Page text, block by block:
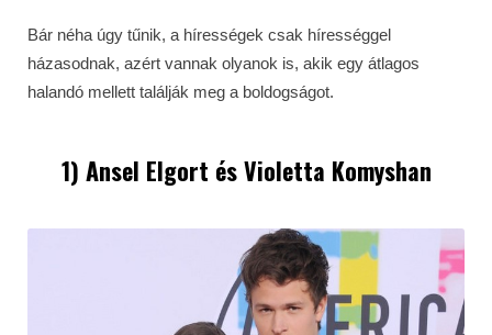
Bár néha úgy tűnik, a hírességek csak hírességgel
házasodnak, azért vannak olyanok is, akik egy átlagos
halandó mellett találják meg a boldogságot.
1) Ansel Elgort és Violetta Komyshan